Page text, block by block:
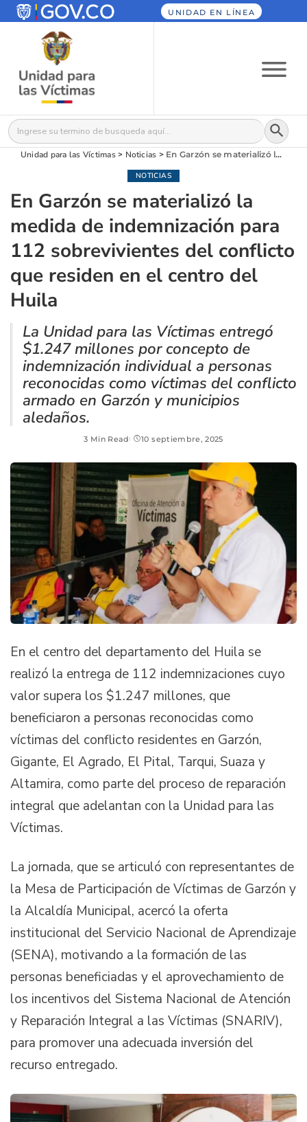
UNIDAD EN LÍNEA
Buscar: Botón
Unidad para las Víctimas> Noticias > En Garzón se materializó la medida de indemnización para 112 sobrevivientes del conflicto que residen en el centro del Huila
NOTICIAS
En Garzón se materializó la
medida de indemnización para
112 sobrevivientes del conflicto
que residen en el centro del
Huila
La Unidad para las Víctimas entregó
$1.247 millones por concepto de
indemnización individual a personas
reconocidas como víctimas del conflicto
armado en Garzón y municipios
aledaños.
3 Min Read 10 septiembre, 2025
En el centro del departamento del Huila se
realizó la entrega de 112 indemnizaciones cuyo
valor supera los $1.247 millones, que
beneficiaron a personas reconocidas como
víctimas del conflicto residentes en Garzón,
Gigante, El Agrado, El Pital, Tarqui, Suaza y
Altamira, como parte del proceso de reparación
integral que adelantan con la Unidad para las
Víctimas.
La jornada, que se articuló con representantes de
la Mesa de Participación de Víctimas de Garzón y
la Alcaldía Municipal, acercó la oferta
institucional del Servicio Nacional de Aprendizaje
(SENA), motivando a la formación de las
personas beneficiadas y el aprovechamiento de
los incentivos del Sistema Nacional de Atención
y Reparación Integral a las Víctimas (SNARIV),
para promover una adecuada inversión del
recurso entregado.